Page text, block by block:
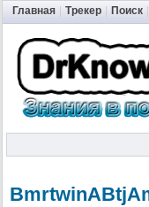
Главная Трекер Поиск
BmrtwinABtjA